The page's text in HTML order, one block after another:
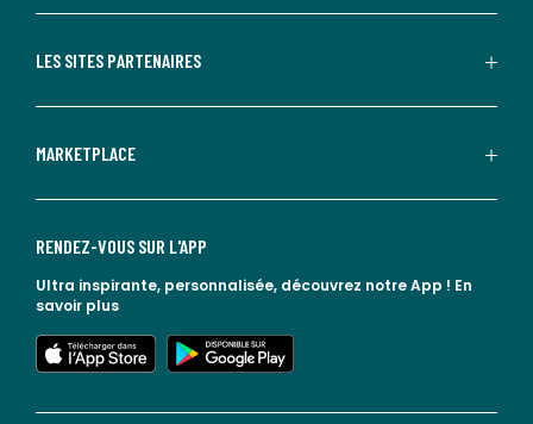
LES SITES PARTENAIRES
MARKETPLACE
RENDEZ-VOUS SUR L'APP
Ultra inspirante, personnalisée, découvrez notre App ! En
savoir plus
lien vers l'app store
lien vers google play